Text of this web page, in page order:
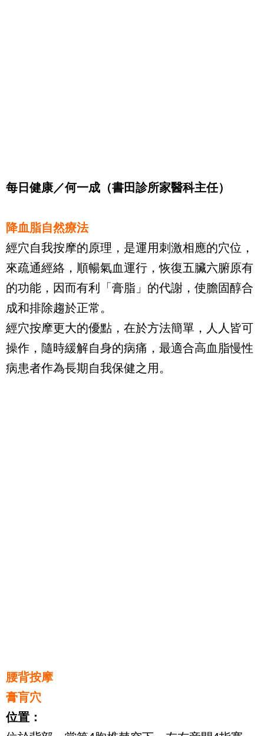
每日健康／何一成（書田診所家醫科主任）
降血脂自然療法
經穴自我按摩的原理，是運用刺激相應的穴位，
來疏通經絡，順暢氣血運行，恢復五臟六腑原有
的功能，因而有利「膏脂」的代謝，使膽固醇合
成和排除趨於正常。
經穴按摩更大的優點，在於方法簡單，人人皆可
操作，隨時緩解自身的病痛，最適合高血脂慢性
病患者作為長期自我保健之用。
腰背按摩
膏肓穴
位置：